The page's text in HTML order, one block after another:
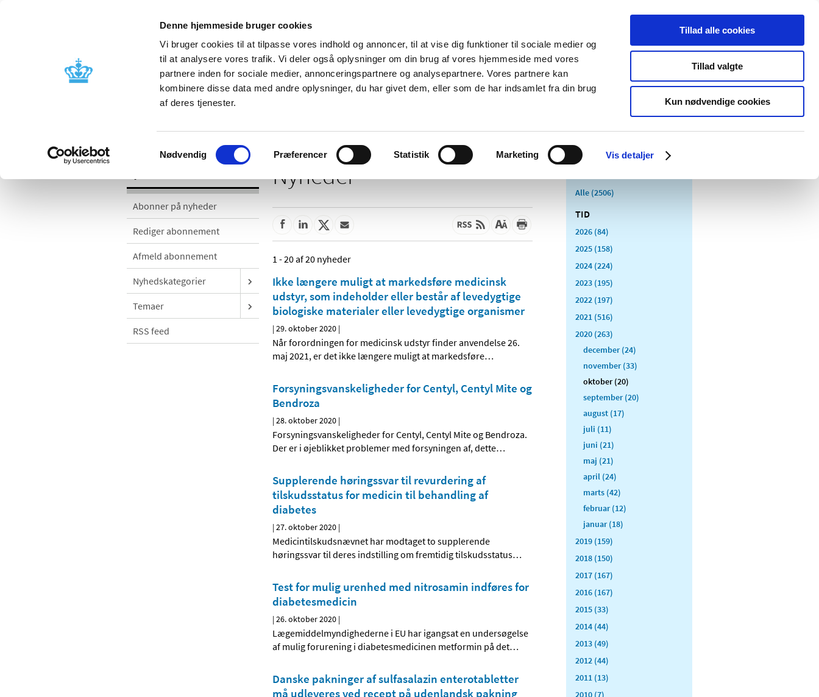
Denne hjemmeside bruger cookies
Vi bruger cookies til at tilpasse vores indhold og annoncer, til at vise dig funktioner til sociale medier og
til at analysere vores trafik. Vi deler også oplysninger om din brug af vores hjemmeside med vores
partnere inden for sociale medier, annonceringspartnere og analysepartnere. Vores partnere kan
kombinere disse data med andre oplysninger, du har givet dem, eller som de har indsamlet fra din brug
af deres tjenester.
Samtykkevalg
Nødvendig Præferencer Statistik Marketing Vis detaljer
Tillad alle cookies
Tillad valgte
Kun nødvendige cookies
Nyheder Om os Kontakt Udgivelser
Godkendelse og
Bivirkninger og
produktinformation
Tilskud og
Apoteker og salg af
Medicinsk
Særlige
produktområder
Abonner på nyheder
Rediger abonnement
Afmeld abonnement
Nyhedskategorier
Temaer
RSS feed
Nyheder
1 - 20 af 20 nyheder
Ikke længere muligt at markedsføre medicinsk
udstyr, som indeholder eller består af levedygtige
biologiske materialer eller levedygtige organismer
|29. oktober 2020 |
Når forordningen for medicinsk udstyr finder anvendelse 26.
maj 2021, er det ikke længere muligt at markedsføre…
Forsyningsvanskeligheder for Centyl, Centyl Mite og
Bendroza
|28. oktober 2020 |
Forsyningsvanskeligheder for Centyl, Centyl Mite og Bendroza.
Der er i øjeblikket problemer med forsyningen af, dette…
Supplerende høringssvar til revurdering af
tilskudsstatus for medicin til behandling af
diabetes
|27. oktober 2020 |
Medicintilskudsnævnet har modtaget to supplerende
høringssvar til deres indstilling om fremtidig tilskudsstatus…
Test for mulig urenhed med nitrosamin indføres for
diabetesmedicin
|26. oktober 2020 |
Lægemiddelmyndighederne i EU har igangsat en undersøgelse
af mulig forurening i diabetesmedicinen metformin på det…
Danske pakninger af sulfasalazin enterotabletter
må udleveres ved recept på udenlandsk pakning
Alle (2506)
TID
2026 (84)
2025 (158)
2024 (224)
2023 (195)
2022 (197)
2021 (516)
2020 (263)
december (24)
november (33)
oktober (20)
september (20)
august (17)
juli (11)
juni (21)
maj (21)
april (24)
marts (42)
februar (12)
januar (18)
2019 (159)
2018 (150)
2017 (167)
2016 (167)
2015 (33)
2014 (44)
2013 (49)
2012 (44)
2011 (13)
2010 (7)